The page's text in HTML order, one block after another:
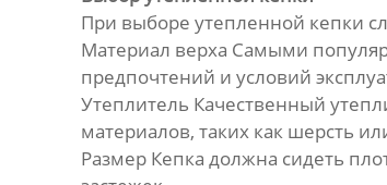
При выборе утепленной кепки
Материал верха Самыми
предпочтений и условий
Утеплитель Качественный
материалов, таких как шерсть
Размер Кепка должна сидеть